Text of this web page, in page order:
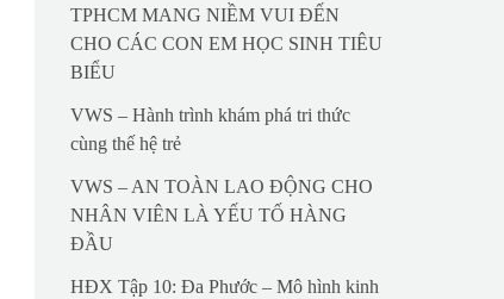
TPHCM MANG NIỀM VUI ĐẾN
CHO CÁC CON EM HỌC SINH TIÊU
BIỂU
VWS – Hành trình khám phá tri thức
cùng thế hệ trẻ
VWS – AN TOÀN LAO ĐỘNG CHO
NHÂN VIÊN LÀ YẾU TỐ HÀNG
ĐẦU
HĐX Tập 10: Đa Phước – Mô hình kinh